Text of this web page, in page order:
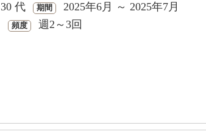
30 代 期間 2025年6月 ～ 2025年7月
頻度 週2～3回